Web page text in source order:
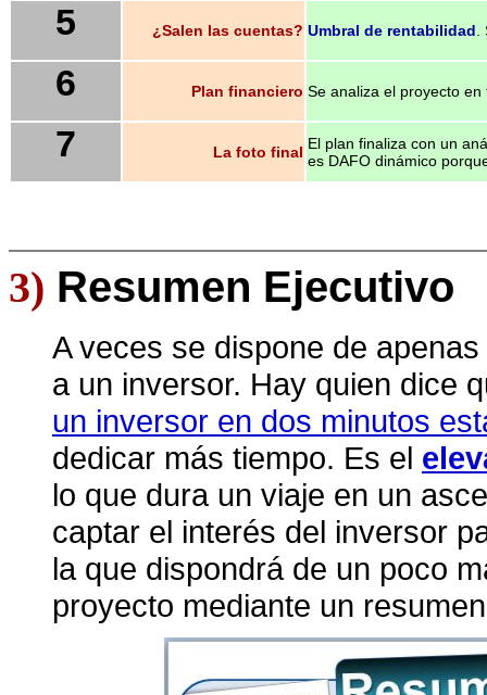
5 ¿Salen las cuentas? Umbral de rentabilidad
6 Plan financiero Se analiza el proyecto
7 La foto final El plan finaliza con un
es DAFO dinámico
3) Resumen Ejecutivo
A veces se dispone de apenas
a un inversor. Hay quien dice
un inversor en dos minutos
dedicar más tiempo. Es el
lo que dura un viaje en un
captar el interés del inversor
la que dispondrá de un poco
proyecto mediante un